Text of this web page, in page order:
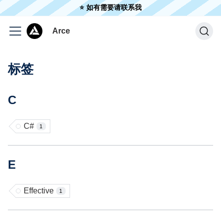
⭐️ 如有需要请联系我
Arce
标签
C
C# 1
E
Effective 1